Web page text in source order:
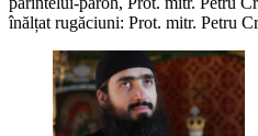
înălțat rugăciuni: Prot. mitr. Petru